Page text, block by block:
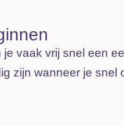
vaak vrij snel een
zijn wanneer je snel